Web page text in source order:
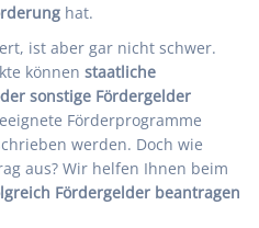
hat.
ist aber gar nicht schwer.
können staatliche
sonstige Fördergelder
Förderprogramme
werden. Doch wie
aus? Wir helfen Ihnen beim
Fördergelder beantragen